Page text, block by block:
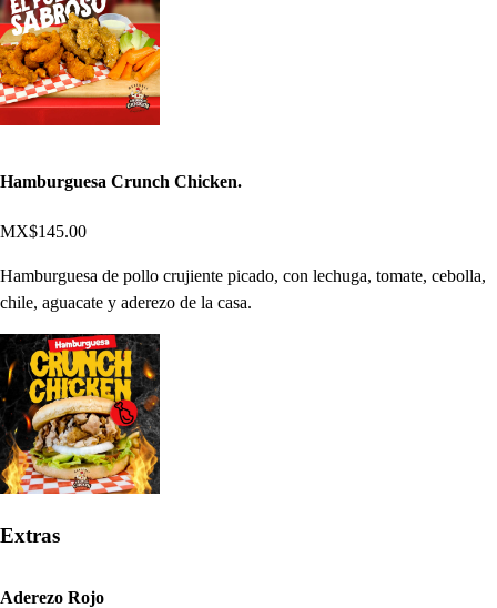
Hamburguesa Crunch Chicken.
MX$145.00
Hamburguesa de pollo crujiente picado, con lechuga, tomate, cebolla,
chile, aguacate y aderezo de la casa.
Extras
Aderezo Rojo